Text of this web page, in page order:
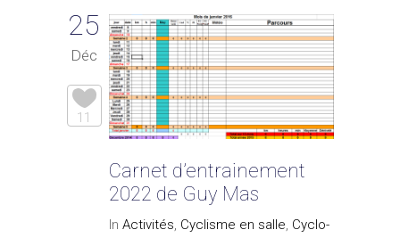
25
Déc
11
Carnet d’entrainement
2022 de Guy Mas
In Activités, Cyclisme en salle, Cyclo-